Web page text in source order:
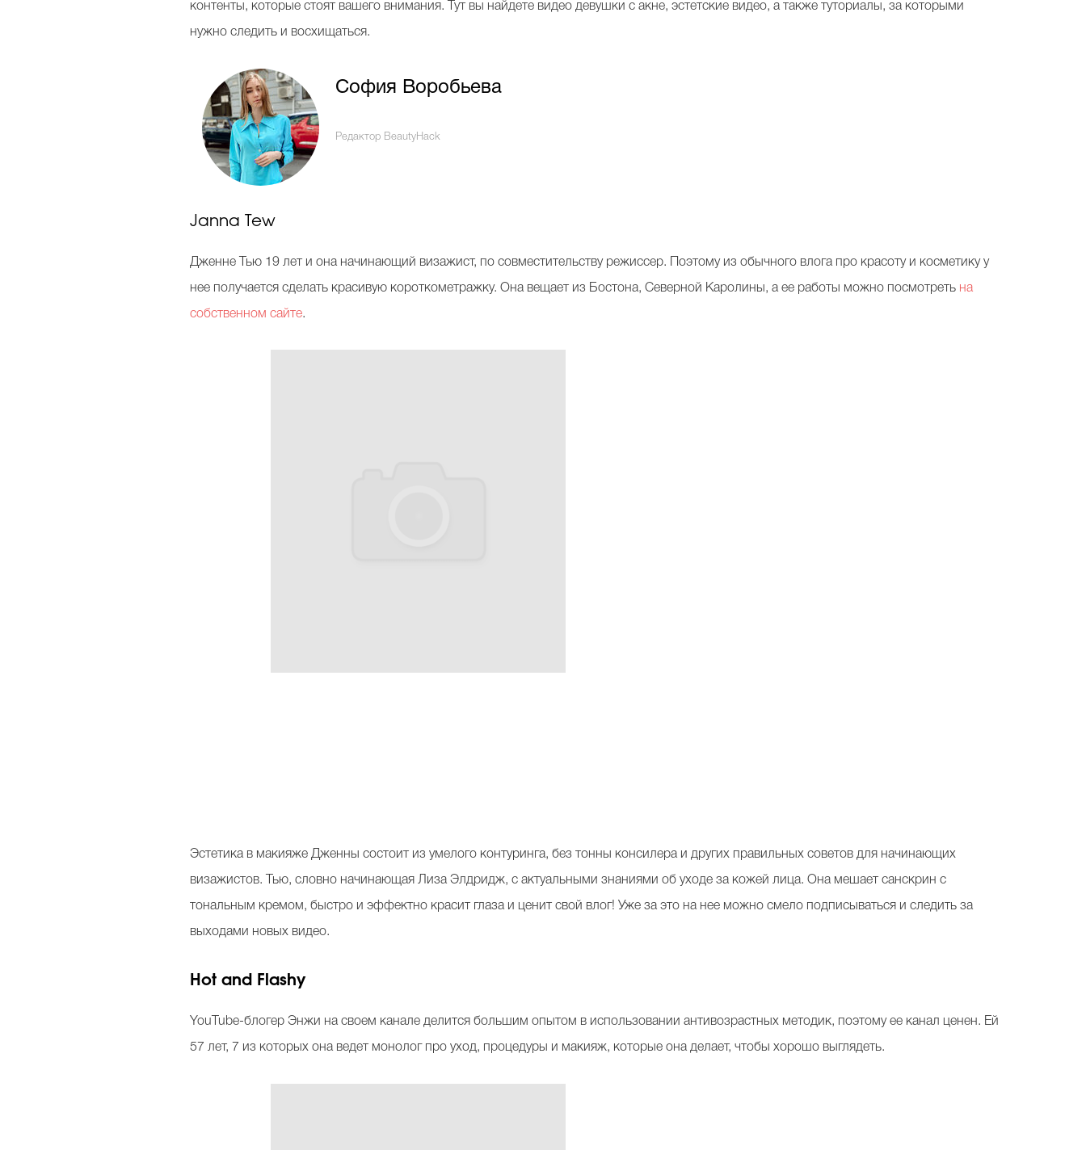
контенты, которые стоят вашего внимания. Тут вы найдете видео девушки с акне, эстетские видео, а также туториалы, за которыми
нужно следить и восхищаться.
София Воробьева
Редактор BeautyHack
Janna Tew
Дженне Тью 19 лет и она начинающий визажист, по совместительству режиссер. Поэтому из обычного влога про красоту и косметику у
нее получается сделать красивую короткометражку. Она вещает из Бостона, Северной Каролины, а ее работы можно посмотреть на
собственном сайте.
Эстетика в макияже Дженны состоит из умелого контуринга, без тонны консилера и других правильных советов для начинающих
визажистов. Тью, словно начинающая Лиза Элдридж, с актуальными знаниями об уходе за кожей лица. Она мешает санскрин с
тональным кремом, быстро и эффектно красит глаза и ценит свой влог! Уже за это на нее можно смело подписываться и следить за
выходами новых видео.
Hot and Flashy
YouTube-блогер Энжи на своем канале делится большим опытом в использовании антивозрастных методик, поэтому ее канал ценен. Ей
57 лет, 7 из которых она ведет монолог про уход, процедуры и макияж, которые она делает, чтобы хорошо выглядеть.